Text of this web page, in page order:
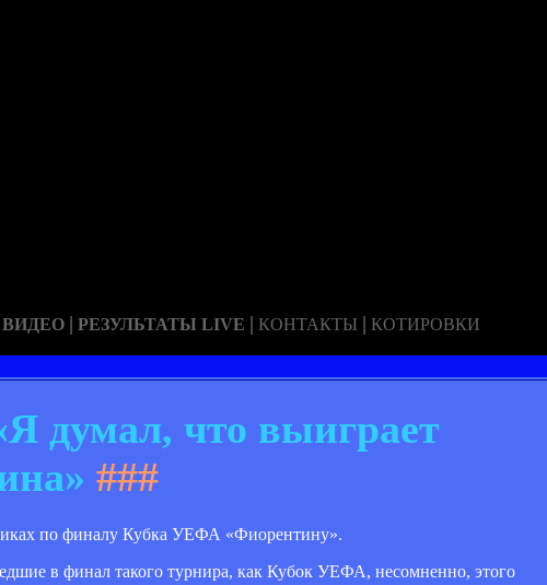
ВИДЕО | РЕЗУЛЬТАТЫ LIVE | КОНТАКТЫ | КОТИРОВКИ
думал, что выиграет
###
по финалу Кубка УЕФА «Фиорентину».
в финал такого турнира, как Кубок УЕФА, несомненно, этого